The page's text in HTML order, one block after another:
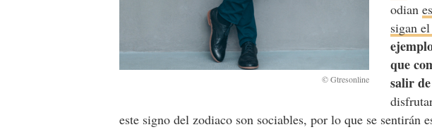
odian
sigan
que
salir
este signo del zodiaco son sociables, por lo que se sentirán